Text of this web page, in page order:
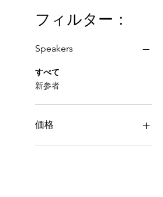
フィルター：
Speakers
すべて
新参者
価格